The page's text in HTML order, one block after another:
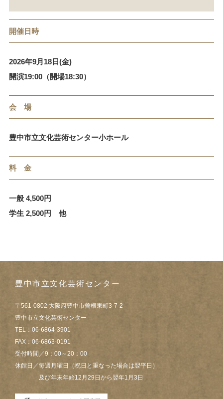
開催日時
2026年9月18日(金)
開演19:00（開場18:30）
会 場
豊中市立文化芸術センター小ホール
料 金
一般 4,500円
学生 2,500円 他
豊中市立文化芸術センター
〒561-0802 大阪府豊中市曽根東町3-7-2
豊中市立文化芸術センター
TEL：06-6864-3901
FAX：06-6863-0191
受付時間／9：00～20：00
休館日／毎週月曜日（祝日と重なった場合は翌平日）
及び年末年始12月29日から翌年1月3日